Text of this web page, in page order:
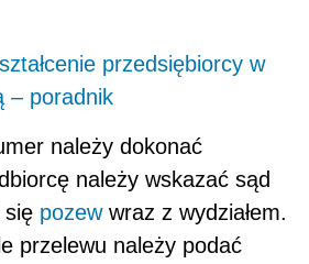
przedsiębiorcy w
– poradnik
należy dokonać
należy wskazać sąd
się pozewwraz z wydziałem.
przelewu należy podać